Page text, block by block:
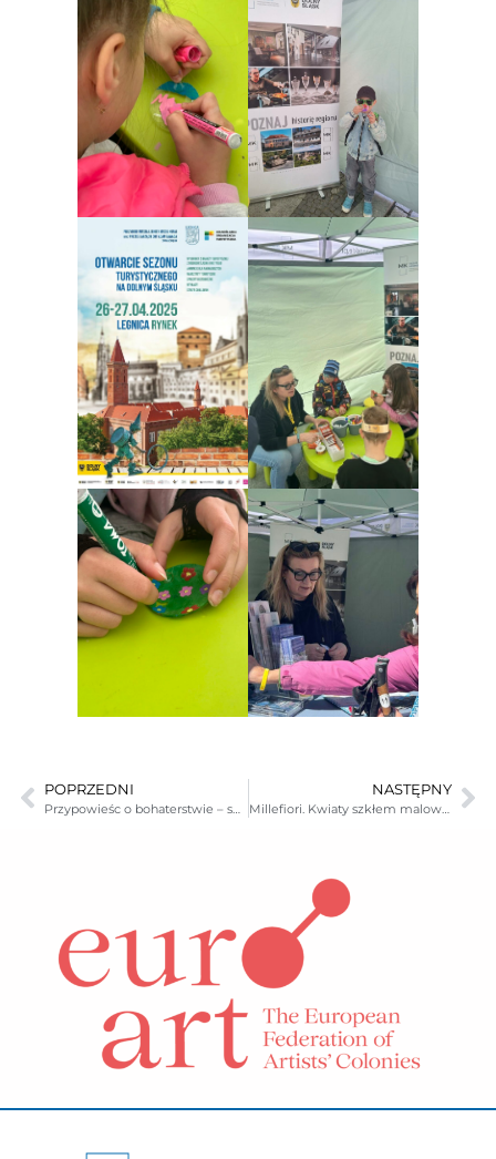
POPRZEDNI NASTĘPNY
Millefiori. Kwiaty szkłem malowane